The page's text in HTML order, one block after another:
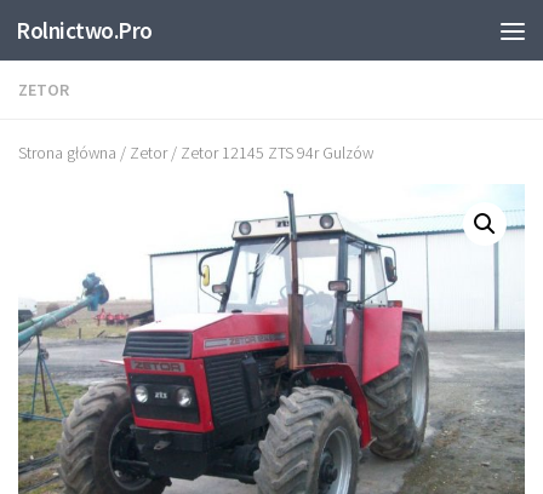
Skip to content
Rolnictwo.Pro
ZETOR
Strona główna / Zetor/ Zetor 12145 ZTS 94r Gulzów